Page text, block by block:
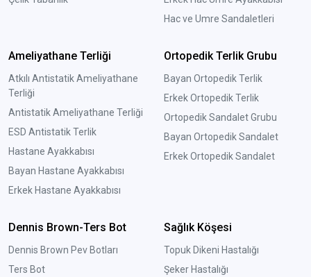
Hac ve Umre Sandaletleri
Ameliyathane Terliği
Atkılı Antistatik Ameliyathane
Terliği
Antistatik Ameliyathane Terliği
ESD Antistatik Terlik
Hastane Ayakkabısı
Bayan Hastane Ayakkabısı
Erkek Hastane Ayakkabısı
Ortopedik Terlik Grubu
Bayan Ortopedik Terlik
Erkek Ortopedik Terlik
Ortopedik Sandalet Grubu
Bayan Ortopedik Sandalet
Erkek Ortopedik Sandalet
Dennis Brown-Ters Bot
Dennis Brown Pev Botları
Ters Bot
Sağlık Köşesi
Topuk Dikeni Hastalığı
Şeker Hastalığı